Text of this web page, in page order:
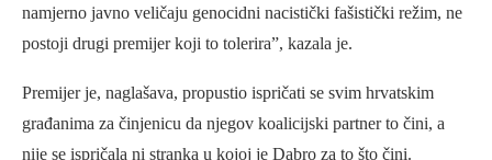
namjerno javno veličaju genocidni nacistički fašistički režim, ne
postoji drugi premijer koji to tolerira”, kazala je.
Premijer je, naglašava, propustio ispričati se svim hrvatskim
građanima za činjenicu da njegov koalicijski partner to čini, a
nije se ispričala ni stranka u kojoj je Dabro za to što čini.